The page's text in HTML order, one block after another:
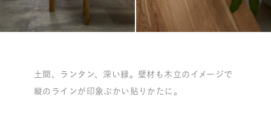
土間、ランタン、深い緑。壁材も木立のイメージで
縦のラインが印象ぶかい貼りかたに。